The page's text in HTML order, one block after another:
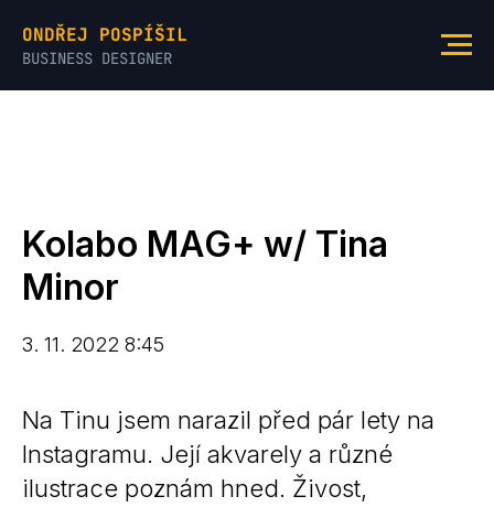
ONDŘEJ POSPÍŠIL
BUSINESS DESIGNER
Kolabo MAG+ w/ Tina
Minor
3. 11. 2022 8:45
Na Tinu jsem narazil před pár lety na
Instagramu. Její akvarely a různé
ilustrace poznám hned. Živost,